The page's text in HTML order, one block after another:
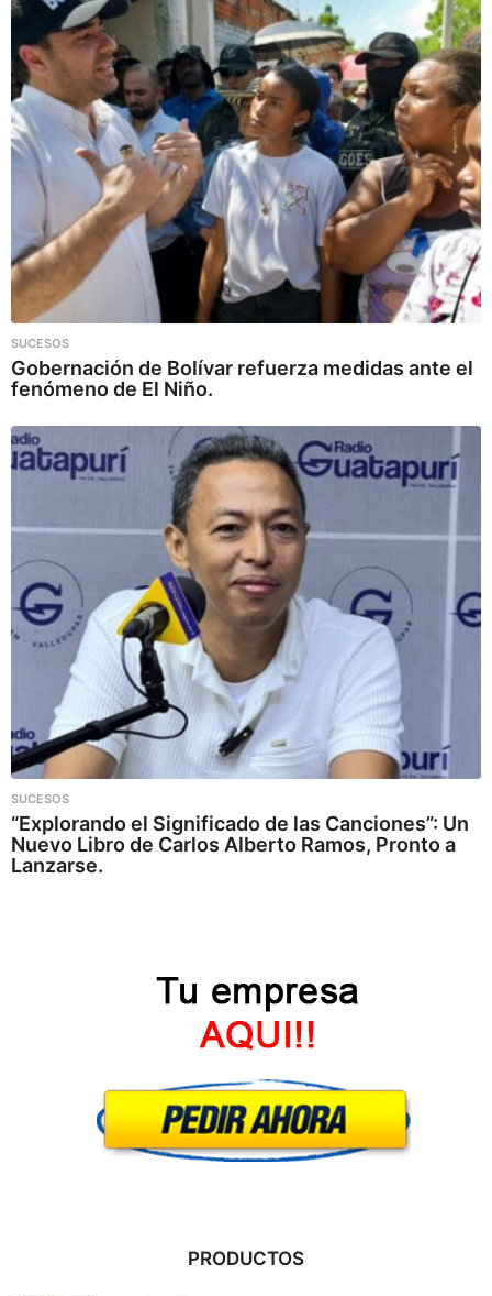
SUCESOS
Gobernación de Bolívar refuerza medidas ante el
fenómeno de El Niño.
SUCESOS
“Explorando el Significado de las Canciones”: Un
Nuevo Libro de Carlos Alberto Ramos, Pronto a
Lanzarse.
PRODUCTOS